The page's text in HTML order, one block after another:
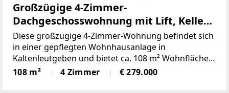
Großzügige 4-Zimmer-
Dachgeschosswohnung mit Lift, Keller
und Stellplätzen in Kaltenleutgeben
Diese großzügige 4-Zimmer-Wohnung befindet sich
in einer gepflegten Wohnhausanlage in
Kaltenleutgeben und bietet ca. 108 m² Wohnfläche.
Die Wohnung liegt im Dachgeschoss und ist
bequem mit dem Lift erreichbar. Durch die gute
108 m² 4 Zimmer € 279.000